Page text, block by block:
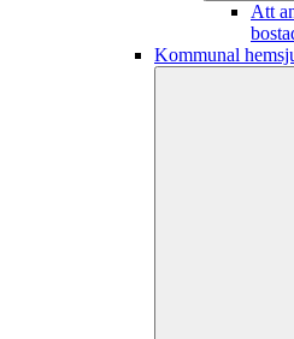
Att
Kommunal